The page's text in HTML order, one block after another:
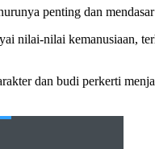
penting dan
nilai-nilai kemanusiaan,
dan budi perkerti